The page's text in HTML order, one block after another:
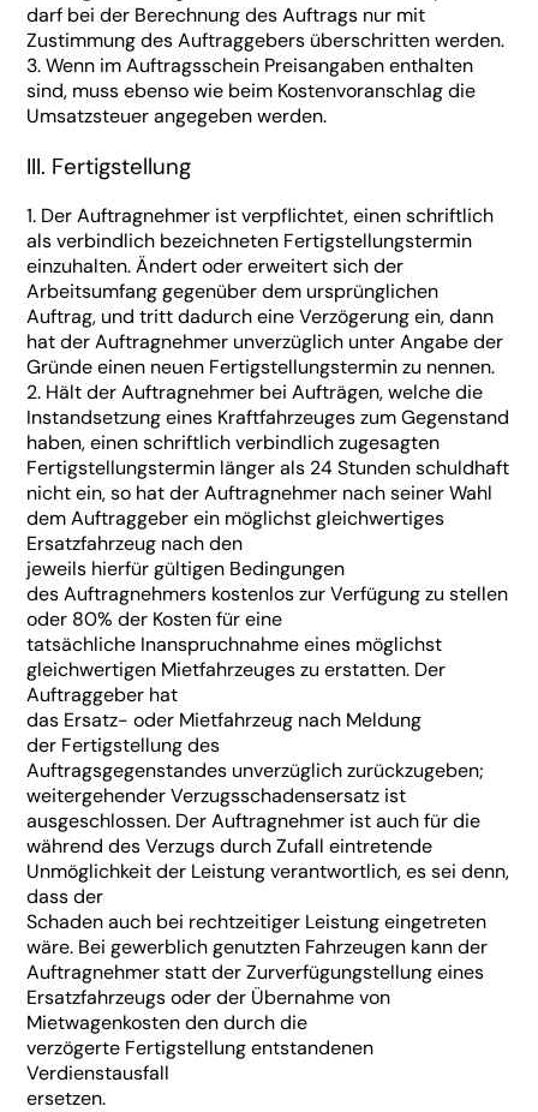
darf bei der Berechnung des Auftrags nur mit
Zustimmung des Auftraggebers überschritten werden.
3. Wenn im Auftragsschein Preisangaben enthalten
sind, muss ebenso wie beim Kostenvoranschlag die
Umsatzsteuer angegeben werden.
III. Fertigstellung
1. Der Auftragnehmer ist verpflichtet, einen schriftlich
als verbindlich bezeichneten Fertigstellungstermin
einzuhalten. Ändert oder erweitert sich der
Arbeitsumfang gegenüber dem ursprünglichen
Auftrag, und tritt dadurch eine Verzögerung ein, dann
hat der Auftragnehmer unverzüglich unter Angabe der
Gründe einen neuen Fertigstellungstermin zu nennen.
2. Hält der Auftragnehmer bei Aufträgen, welche die
Instandsetzung eines Kraftfahrzeuges zum Gegenstand
haben, einen schriftlich verbindlich zugesagten
Fertigstellungstermin länger als 24 Stunden schuldhaft
nicht ein, so hat der Auftragnehmer nach seiner Wahl
dem Auftraggeber ein möglichst gleichwertiges
Ersatzfahrzeug nach den
jeweils hierfür gültigen Bedingungen
des Auftragnehmers kostenlos zur Verfügung zu stellen
oder 80% der Kosten für eine
tatsächliche Inanspruchnahme eines möglichst
gleichwertigen Mietfahrzeuges zu erstatten. Der
Auftraggeber hat
das Ersatz- oder Mietfahrzeug nach Meldung
der Fertigstellung des
Auftragsgegenstandes unverzüglich zurückzugeben;
weitergehender Verzugsschadensersatz ist
ausgeschlossen. Der Auftragnehmer ist auch für die
während des Verzugs durch Zufall eintretende
Unmöglichkeit der Leistung verantwortlich, es sei denn,
dass der
Schaden auch bei rechtzeitiger Leistung eingetreten
wäre. Bei gewerblich genutzten Fahrzeugen kann der
Auftragnehmer statt der Zurverfügungstellung eines
Ersatzfahrzeugs oder der Übernahme von
Mietwagenkosten den durch die
verzögerte Fertigstellung entstandenen
Verdienstausfall
ersetzen.